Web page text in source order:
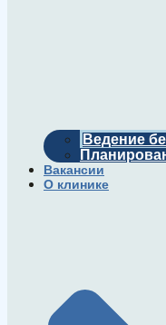
Ведение
Вакансии
О клинике